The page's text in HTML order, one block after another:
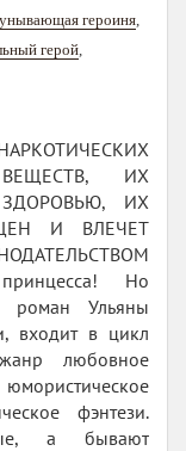
героиня,
герой,
ИХ
ИХ
И ВЛЕЧЕТ
Но
роман Ульяны
входит в цикл
любовное
фэнтези.
а бывают